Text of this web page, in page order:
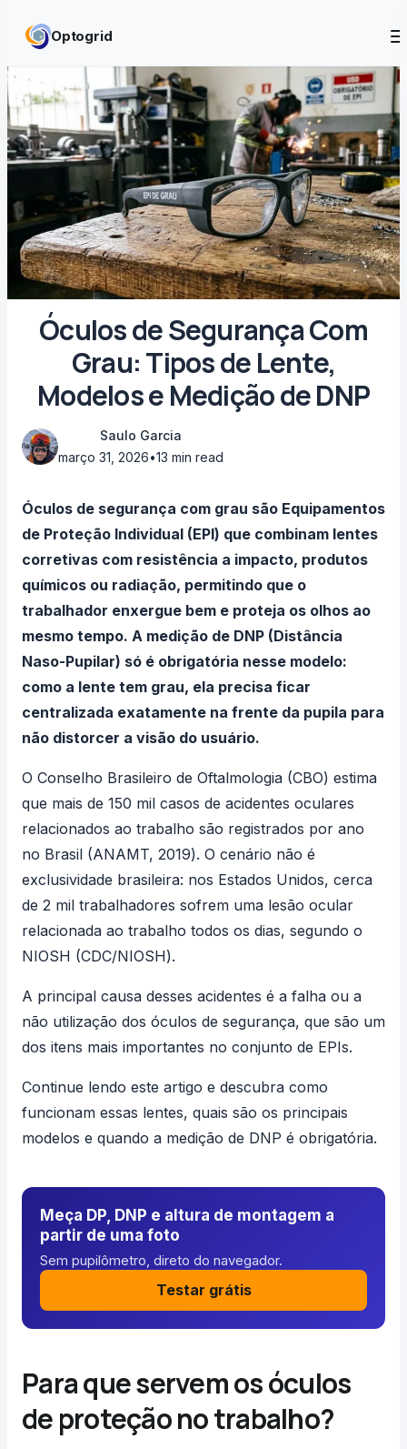
Optogrid
Óculos de Segurança Com
Grau: Tipos de Lente,
Modelos e Medição de DNP
Saulo Garcia
março 31, 2026•13 min read
Óculos de segurança com grau são Equipamentos
de Proteção Individual (EPI) que combinam lentes
corretivas com resistência a impacto, produtos
químicos ou radiação, permitindo que o
trabalhador enxergue bem e proteja os olhos ao
mesmo tempo. A medição de DNP (Distância
Naso-Pupilar) só é obrigatória nesse modelo:
como a lente tem grau, ela precisa ficar
centralizada exatamente na frente da pupila para
não distorcer a visão do usuário.
O Conselho Brasileiro de Oftalmologia (CBO) estima
que mais de 150 mil casos de acidentes oculares
relacionados ao trabalho são registrados por ano
no Brasil (ANAMT, 2019). O cenário não é
exclusividade brasileira: nos Estados Unidos, cerca
de 2 mil trabalhadores sofrem uma lesão ocular
relacionada ao trabalho todos os dias, segundo o
NIOSH (CDC/NIOSH).
A principal causa desses acidentes é a falha ou a
não utilização dos óculos de segurança, que são um
dos itens mais importantes no conjunto de EPIs.
Continue lendo este artigo e descubra como
funcionam essas lentes, quais são os principais
modelos e quando a medição de DNP é obrigatória.
Meça DP, DNP e altura de montagem a
partir de uma foto
Sem pupilômetro, direto do navegador.
Testar grátis
Para que servem os óculos
de proteção no trabalho?